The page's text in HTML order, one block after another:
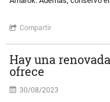
Compartir
Hay una
ofrece
30/08/2023